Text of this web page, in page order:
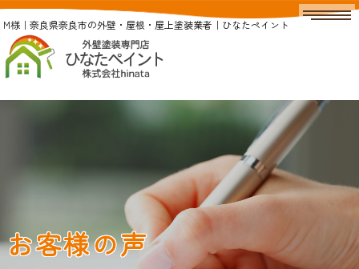
M様｜奈良県奈良市の外壁・屋根・屋上塗装業者｜ひなたペイント
お客様の声